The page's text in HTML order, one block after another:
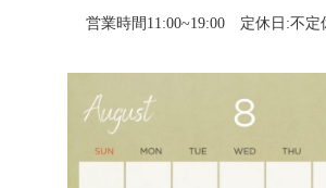
営業時間11:00~19:00 定休日:不定